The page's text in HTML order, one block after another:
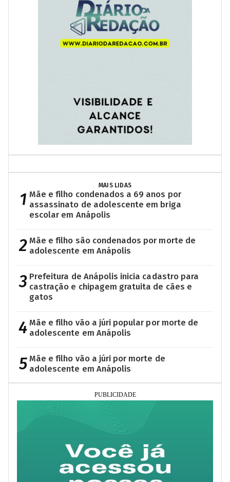
MAIS LIDAS
1 Mãe e filho condenados a 69 anos por
assassinato de adolescente em briga
escolar em Anápolis
2 Mãe e filho são condenados por morte de
adolescente em Anápolis
3 Prefeitura de Anápolis inicia cadastro para
castração e chipagem gratuita de cães e
gatos
4 Mãe e filho vão a júri popular por morte de
adolescente em Anápolis
5 Mãe e filho vão a júri por morte de
adolescente em Anápolis